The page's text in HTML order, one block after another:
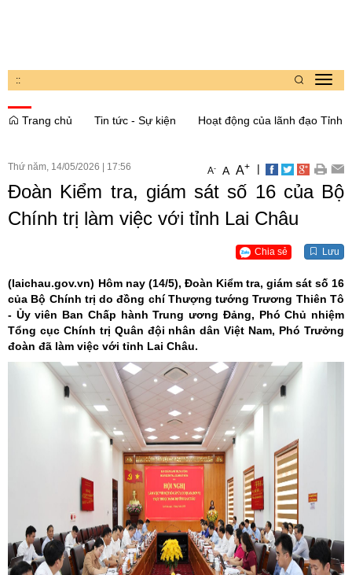
::
Trang chủ
Tin tức - Sự kiện Hoạt động của lãnh đạo Tỉnh
Thứ năm, 14/05/2026 17:56 A- A A+ |
Đoàn Kiểm tra, giám sát số 16 của Bộ
Chính trị làm việc với tỉnh Lai Châu
Chia sẻ Lưu
(laichau.gov.vn) Hôm nay (14/5), Đoàn Kiểm tra, giám sát số 16
của Bộ Chính trị do đồng chí Thượng tướng Trương Thiên Tô
- Ủy viên Ban Chấp hành Trung ương Đảng, Phó Chủ nhiệm
Tổng cục Chính trị Quân đội nhân dân Việt Nam, Phó Trưởng
đoàn đã làm việc với tỉnh Lai Châu.